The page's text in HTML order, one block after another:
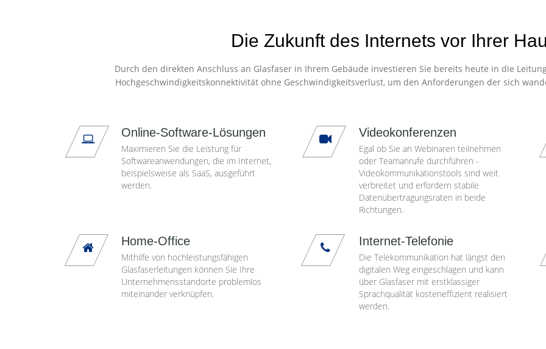
Die Zukunft des Internets vor Ihrer
Durch den direkten Anschluss an Glasfaser in Ihrem Gebäude investieren Sie bereits heute in die
Hochgeschwindigkeitskonnektivität ohne Geschwindigkeitsverlust, um den Anforderungen der sich
Online-Software-Lösungen
Maximieren Sie die Leistung für
Softwareanwendungen, die im Internet,
beispielsweise als SaaS, ausgeführt
werden.
Videokonferenzen
Egal ob Sie an Webinaren teilnehmen
oder Teamanrufe durchführen -
Videokommunikationstools sind weit
verbreitet und erfordern stabile
Datenübertragungsraten in beide
Richtungen.
Home-Office
Mithilfe von hochleistungsfähigen
Glasfaserleitungen können Sie Ihre
Unternehmensstandorte problemlos
miteinander verknüpfen.
Internet-Telefonie
Die Telekommunikation hat längst den
digitalen Weg eingeschlagen und kann
über Glasfaser mit erstklassiger
Sprachqualität kosteneffizient realisiert
werden.